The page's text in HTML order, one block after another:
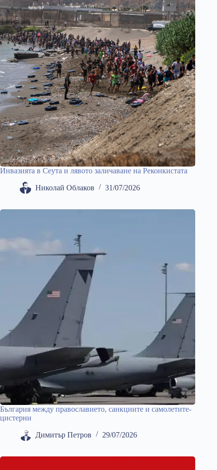
Инвазията в Сеута и лявото заличаване на Реконкистата
Николай Облаков 31/07/2026
България между православието, санкциите и самолетите-
цистерни
Димитър Петров 29/07/2026